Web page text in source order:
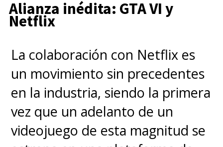
"One Piece
original, respira aventura y
entrega esa sensación
ineludible que querer
lanzarnos a una travesía en la
búsqueda de nuestros
sueños", expusimos en nuestro
Alianza inédita: GTA VI y
Netflix
La colaboración con Netflix es
un movimiento sin precedentes
en la industria, siendo la primera
vez que un adelanto de un
videojuego de esta magnitud se